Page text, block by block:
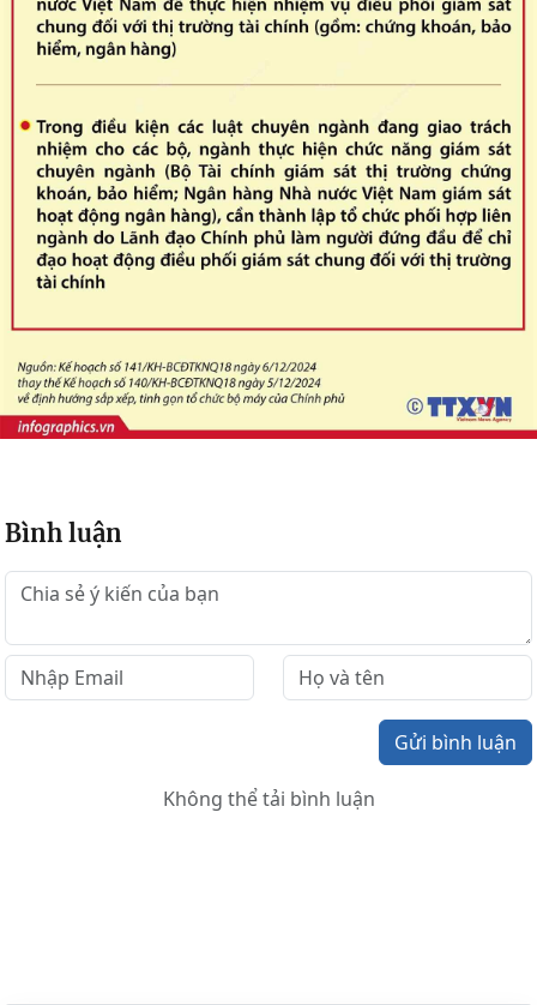
Bình luận
Gửi bình luận
Không thể tải bình luận